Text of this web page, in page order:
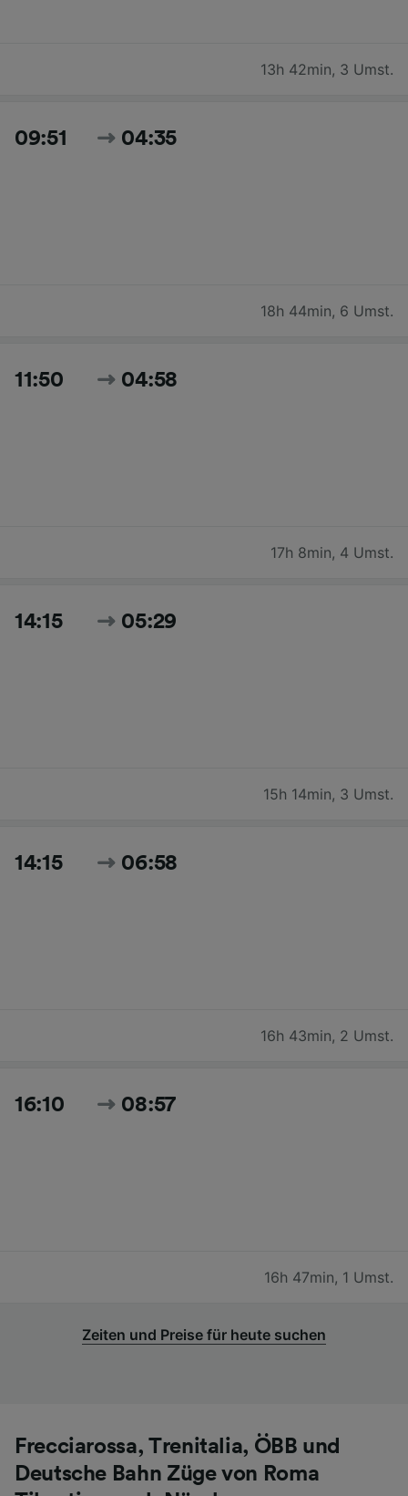
13h 42min, 3 Umst.
09:51 04:35
18h 44min, 6 Umst.
11:50 04:58
17h 8min, 4 Umst.
14:15 05:29
15h 14min, 3 Umst.
14:15 06:58
16h 43min, 2 Umst.
16:10 08:57
16h 47min, 1 Umst.
Zeiten und Preise für heute suchen
Frecciarossa, Trenitalia, ÖBB und
Deutsche Bahn Züge von Roma